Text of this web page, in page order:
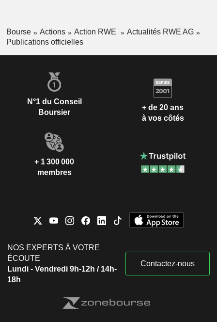
Bourse Actions Action RWE
Actualités RWE AG
Publications officielles
N°1 du Conseil
Boursier
+ de 20 ans
à vos côtés
+ 1 300 000
membres
NOS EXPERTS À VOTRE
ÉCOUTE
Lundi - Vendredi 9h-12h / 14h-
18h
Contactez-nous